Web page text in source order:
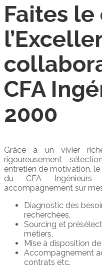
Faites
CFA
2000
Grâce à un vivier
rigoureusement
entretien de motivation,
du CFA
accompagnement sur
Diagnostic des
recherchées,
Sourcing et
métiers,
Mise à disposition
Accompagnement
contrats etc.